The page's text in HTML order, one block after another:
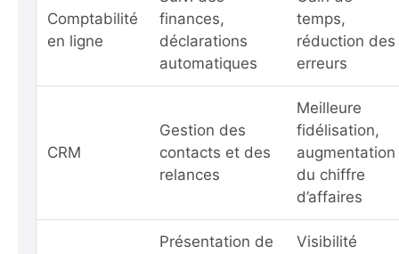
Comptabilité
en ligne
finances,
déclarations
automatiques
temps,
réduction des
erreurs
CRM
Gestion des
contacts et des
relances
Meilleure
fidélisation,
augmentation
du chiffre
d’affaires
Présentation de
Visibilité